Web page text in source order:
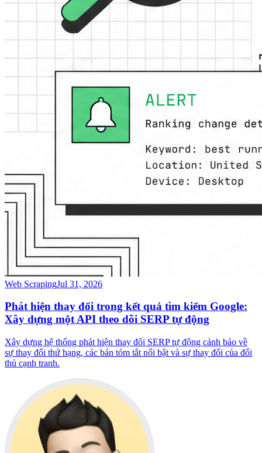
Web ScrapingJul 31, 2026
Phát hiện thay đổi trong kết quả tìm kiếm Google:
Xây dựng một API theo dõi SERP tự động
Xây dựng hệ thống phát hiện thay đổi SERP tự động cảnh báo về
sự thay đổi thứ hạng, các bản tóm tắt nổi bật và sự thay đổi của đối
thủ cạnh tranh.